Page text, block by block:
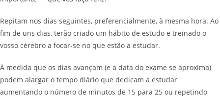
Repitam nos dias seguintes, preferencialmente, à mesma hora. Ao
fim de uns dias, terão criado um hábito de estudo e treinado o
vosso cérebro a focar-se no que estão a estudar.
À medida que os dias avançam (e a data do exame se aproxima)
podem alargar o tempo diário que dedicam a estudar
aumentando o número de minutos de 15 para 25 ou repetindo